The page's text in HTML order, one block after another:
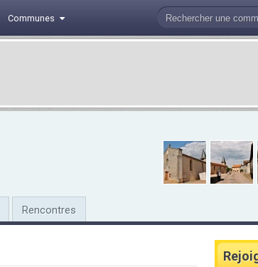
Communes
Rencontres